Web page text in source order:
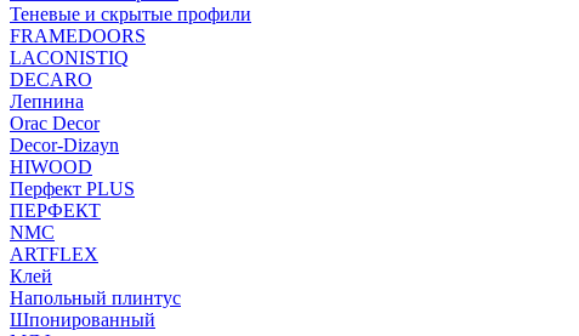
Теневые и скрытые профили
FRAMEDOORS
LACONISTIQ
DECARO
Лепнина
Orac Decor
Decor-Dizayn
HIWOOD
Перфект PLUS
ПЕРФЕКТ
NMC
ARTFLEX
Клей
Напольный плинтус
Шпонированный